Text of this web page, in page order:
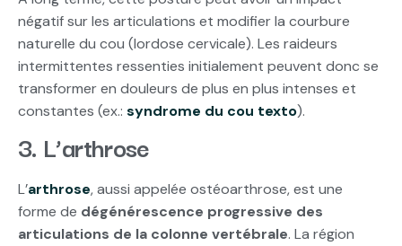
négatif sur les articulations et modifier la courbure
naturelle du cou (lordose cervicale). Les raideurs
intermittentes ressenties initialement peuvent donc se
transformer en douleurs de plus en plus intenses et
constantes (ex.: syndrome du cou texto).
3. L’arthrose
L’arthrose, aussi appelée ostéoarthrose, est une
forme de dégénérescence progressive des
articulations de la colonne vertébrale. La région